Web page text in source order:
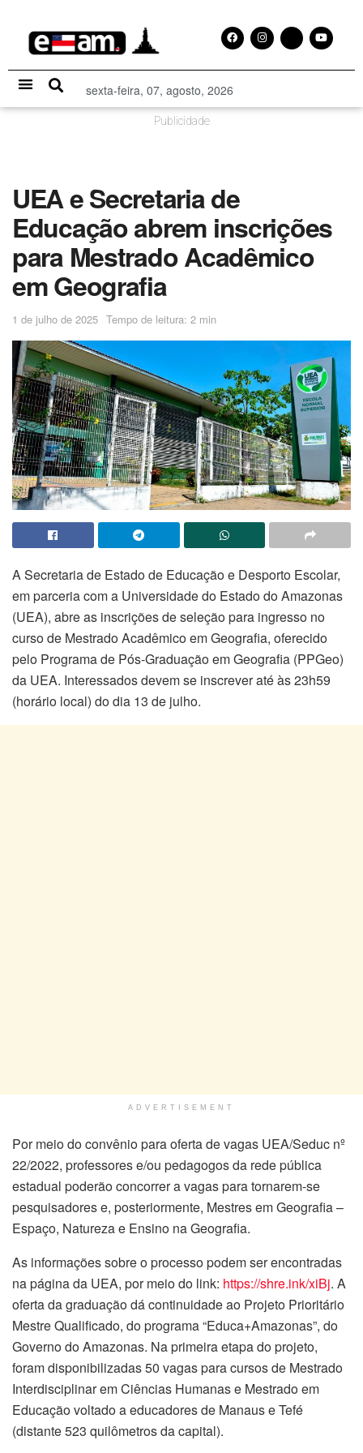
sexta-feira, 07, agosto, 2026
Publicidade
UEA e Secretaria de
Educação abrem inscrições
para Mestrado Acadêmico
em Geografia
1 de julho de 2025 Tempo de leitura: 2 min
A Secretaria de Estado de Educação e Desporto Escolar,
em parceria com a Universidade do Estado do Amazonas
(UEA), abre as inscrições de seleção para ingresso no
curso de Mestrado Acadêmico em Geografia, oferecido
pelo Programa de Pós-Graduação em Geografia (PPGeo)
da UEA. Interessados devem se inscrever até às 23h59
(horário local) do dia 13 de julho.
ADVERTISEMENT
Por meio do convênio para oferta de vagas UEA/Seduc nº
22/2022, professores e/ou pedagogos da rede pública
estadual poderão concorrer a vagas para tornarem-se
pesquisadores e, posteriormente, Mestres em Geografia –
Espaço, Natureza e Ensino na Geografia.
As informações sobre o processo podem ser encontradas
na página da UEA, por meio do link: https://shre.ink/xiBj. A
oferta da graduação dá continuidade ao Projeto Prioritário
Mestre Qualificado, do programa “Educa+Amazonas”, do
Governo do Amazonas. Na primeira etapa do projeto,
foram disponibilizadas 50 vagas para cursos de Mestrado
Interdisciplinar em Ciências Humanas e Mestrado em
Educação voltado a educadores de Manaus e Tefé
(distante 523 quilômetros da capital).